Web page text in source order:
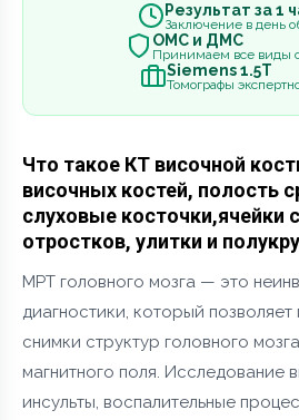
Результат за 1
Заключение в день
ОМС и ДМС
Принимаем все виды
Siemens 1.5Т
Томографы
Что такое КТ височной
височных костей, полость
слуховые косточки,ячейки
отростков, улитки и
МРТ головного мозга — это
диагностики, который позволяет
снимки структур головного
магнитного поля. Исследование
инсульты, воспалительные